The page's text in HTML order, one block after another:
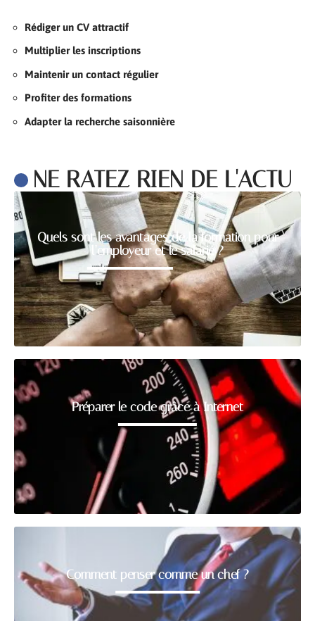
Rédiger un CV attractif
Multiplier les inscriptions
Maintenir un contact régulier
Profiter des formations
Adapter la recherche saisonnière
NE RATEZ RIEN DE L'ACTU
Quels sont les avantages de la formation pour
l’employeur et le salarié ?
Préparer le code grâce à Internet
Comment penser comme un chef ?